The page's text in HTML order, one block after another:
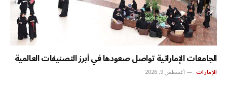
الجامعات الإماراتية تواصل صعودها في أبرز التصنيفات العالمية
الإمارات أغسطس 9, 2026